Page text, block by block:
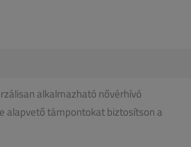
alkalmazható nővérhívó
alapvető támpontokat biztosítson a